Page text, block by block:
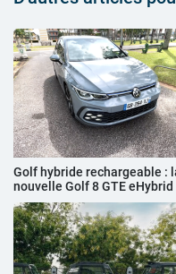
Golf hybride rechargeable :
nouvelle Golf 8 GTE eHybrid